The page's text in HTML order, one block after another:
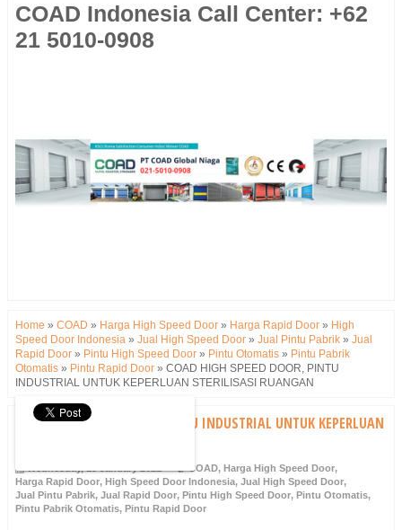
COAD Indonesia Call Center: +62
21 5010-0908
Home » COAD » Harga High Speed Door » Harga Rapid Door » High
Speed Door Indonesia » Jual High Speed Door » Jual Pintu Pabrik » Jual
Rapid Door » Pintu High Speed Door » Pintu Otomatis » Pintu Pabrik
Otomatis » Pintu Rapid Door » COAD HIGH SPEED DOOR, PINTU
INDUSTRIAL UNTUK KEPERLUAN STERILISASI RUANGAN
COAD HIGH SPEED DOOR, PINTU INDUSTRIAL UNTUK KEPERLUAN
COAD, Harga High Speed Door,
Harga Rapid Door, High Speed Door Indonesia, Jual High Speed Door,
Jual Pintu Pabrik, Jual Rapid Door, Pintu High Speed Door, Pintu Otomatis,
Pintu Pabrik Otomatis, Pintu Rapid Door